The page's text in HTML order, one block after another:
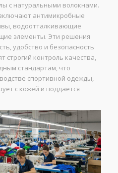
с натуральными волокнами.
антимикробные
водоотталкивающие
элементы. Эти решения
удобство и безопасность
строгий контроль качества,
стандартам, что
спортивной одежды,
с кожей и поддается